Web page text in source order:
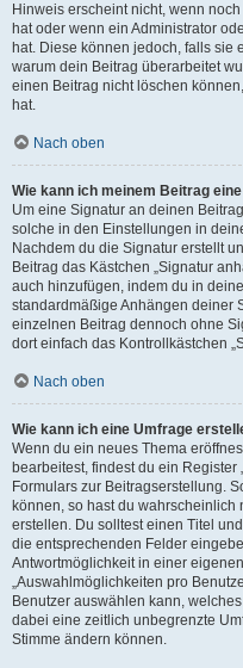
Hinweis erscheint nicht, wenn
hat oder wenn ein Administrator
hat. Diese können jedoch, falls sie
warum dein Beitrag überarbeitet
einen Beitrag nicht löschen
hat.
Nach oben
Wie kann ich meinem Beitrag
Um eine Signatur an deinen
solche in den Einstellungen in
Nachdem du die Signatur erstellt
Beitrag das Kästchen „Signatur
auch hinzufügen, indem du in
standardmäßige Anhängen deiner
einzelnen Beitrag dennoch ohne
dort einfach das Kontrollkästchen
Nach oben
Wie kann ich eine Umfrage
Wenn du ein neues Thema
bearbeitest, findest du ein Register
Formulars zur Beitragserstellung.
können, so hast du
erstellen. Du solltest einen Titel
die entsprechenden Felder
Antwortmöglichkeit in einer
„Auswahlmöglichkeiten pro
Benutzer auswählen kann,
dabei eine zeitlich unbegrenzte
Stimme ändern können.